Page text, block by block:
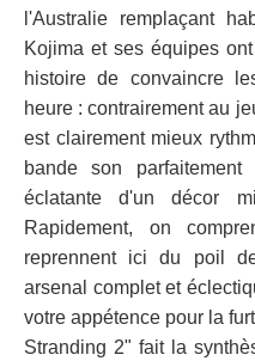
l'Australie remplaçant
Kojima et ses équipes
histoire de convaincre
heure : contrairement au
est clairement mieux
bande son
éclatante d'un décor
Rapidement, on
reprennent ici du poil
arsenal complet et
votre appétence pour la
Stranding 2" fait la